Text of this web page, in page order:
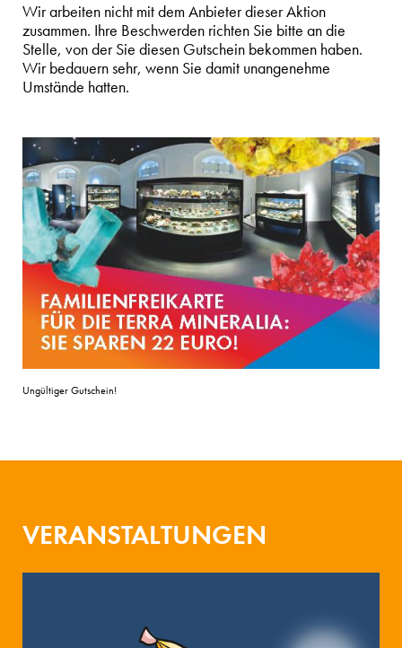
Wir arbeiten nicht mit dem Anbieter dieser Aktion
zusammen. Ihre Beschwerden richten Sie bitte an die
Stelle, von der Sie diesen Gutschein bekommen haben.
Wir bedauern sehr, wenn Sie damit unangenehme
Umstände hatten.
Ungültiger Gutschein!
VERANSTALTUNGEN